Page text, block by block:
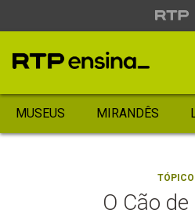
MUSEUS MIRANDÊS
TÓPICO
O Cão